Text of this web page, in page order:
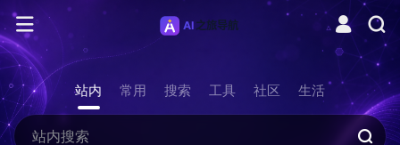
站内 常用 搜索 工具 社区 生活